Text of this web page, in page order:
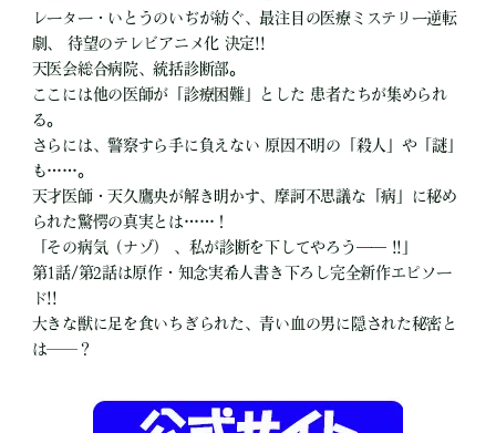
レーター・いとうのいぢが紡ぐ、最注目の医療ミステリー逆転
劇、 待望のテレビアニメ化 決定!!
天医会総合病院、統括診断部。
ここには他の医師が「診療困難」とした 患者たちが集められ
る。
さらには、警察すら手に負えない 原因不明の「殺人」や「謎」
も……。
天才医師・天久鷹央が解き明かす、摩訶不思議な「病」に秘め
られた驚愕の真実とは……！
「その病気（ナゾ） 、私が診断を下してやろう―― !!」
第1話/第2話は原作・知念実希人書き下ろし完全新作エピソー
ド!!
大きな獣に足を食いちぎられた、青い血の男に隠された秘密と
は──？